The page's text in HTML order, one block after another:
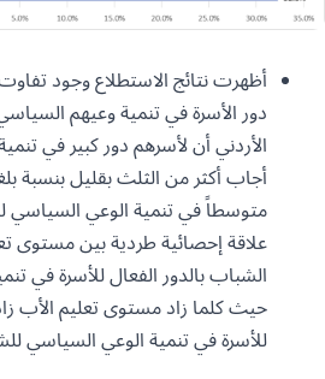
أظهرت نتائج الاستطلاع وجود
دور الأسرة في تنمية وعيهم
الأردني أن لأسرهم دور كبير في
متوسطاً في تنمية الوعي
علاقة إحصائية طردية بين مستوى
الشباب بالدور الفعال للأسرة في
حيث كلما زاد مستوى تعليم الأب زاد
للأسرة في تنمية الوعي السياسي